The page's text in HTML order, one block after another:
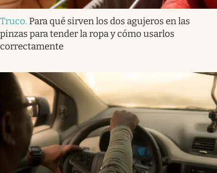
Truco. Para qué sirven los dos agujeros en las
pinzas para tender la ropa y cómo usarlos
correctamente